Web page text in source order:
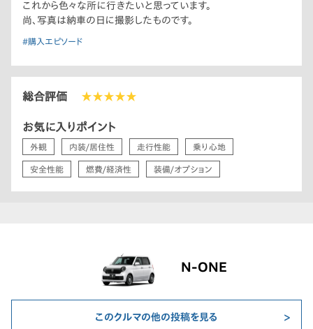
これから色々な所に行きたいと思っています。
尚、写真は納車の日に撮影したものです。
#購入エピソード
総合評価 ★★★★★
お気に入りポイント
外観 内装/居住性 走行性能 乗り心地
安全性能 燃費/経済性 装備/オプション
N-ONE
このクルマの他の投稿を見る